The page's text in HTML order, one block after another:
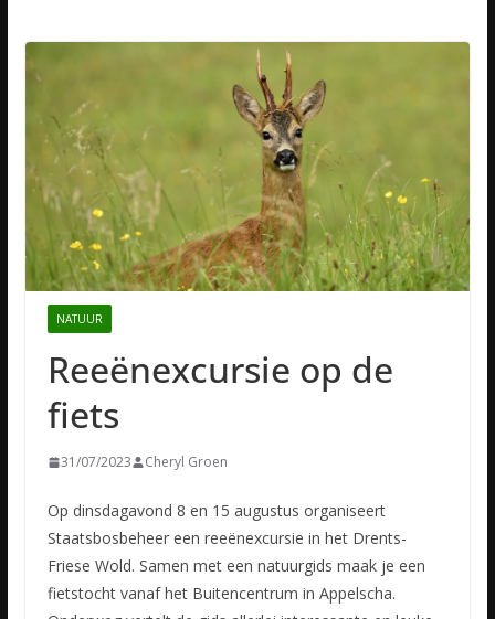
NATUUR
Reeënexcursie op de
fiets
31/07/2023 Cheryl Groen
Op dinsdagavond 8 en 15 augustus organiseert
Staatsbosbeheer een reeënexcursie in het Drents-
Friese Wold. Samen met een natuurgids maak je een
fietstocht vanaf het Buitencentrum in Appelscha.